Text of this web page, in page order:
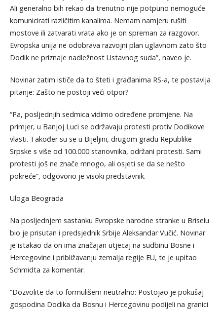
Ali generalno bih rekao da trenutno nije potpuno nemoguće
komunicirati različitim kanalima. Nemam namjeru rušiti
mostove ili zatvarati vrata ako je on spreman za razgovor.
Evropska unija ne odobrava razvojni plan uglavnom zato što
Dodik ne priznaje nadležnost Ustavnog suda”, naveo je.
Novinar zatim ističe da to šteti i građanima RS-a, te postavlja
pitanje: Zašto ne postoji veći otpor?
“Pa, posljednjih sedmica vidimo određene promjene. Na
primjer, u Banjoj Luci se održavaju protesti protiv Dodikove
vlasti. Također su se u Bijeljini, drugom gradu Republike
Srpske s više od 100.000 stanovnika, održani protesti. Sami
protesti još ne znače mnogo, ali osjeti se da se nešto
pokreće”, odgovorio je visoki predstavnik.
Uloga Beograda
Na posljednjem sastanku Evropske narodne stranke u Briselu
bio je prisutan i predsjednik Srbije Aleksandar Vučić. Novinar
je istakao da on ima značajan utjecaj na sudbinu Bosne i
Hercegovine i približavanju zemalja regije EU, te je upitao
Schmidta za komentar.
“Dozvolite da to formulišem neutralno: Postojao je pokušaj
gospodina Dodika da Bosnu i Hercegovinu podijeli na granici